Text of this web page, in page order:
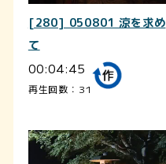
[280] 050801 涼を求め
て
00:04:45
再生回数：31